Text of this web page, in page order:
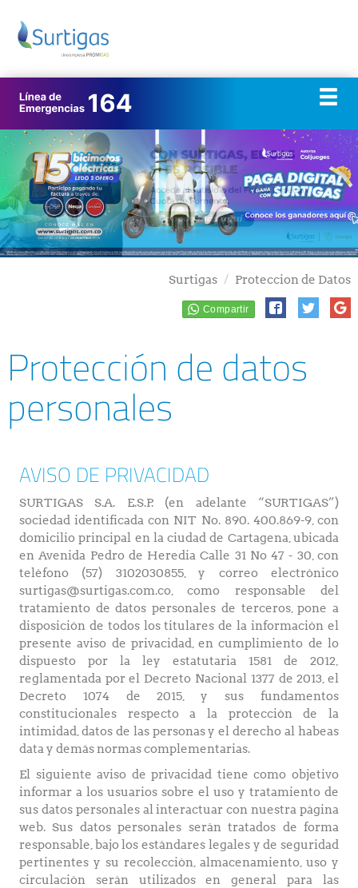
Surtigas Proteccion de Datos
Protección de datos
personales
AVISO DE PRIVACIDAD
SURTIGAS S.A. E.S.P. (en adelante “SURTIGAS”)
sociedad identificada con NIT No. 890. 400.869-9, con
domicilio principal en la ciudad de Cartagena, ubicada
en Avenida Pedro de Heredia Calle 31 No 47 - 30, con
teléfono (57) 3102030855, y correo electrónico
surtigas@surtigas.com.co, como responsable del
tratamiento de datos personales de terceros, pone a
disposición de todos los titulares de la información el
presente aviso de privacidad, en cumplimiento de lo
dispuesto por la ley estatutaria 1581 de 2012,
reglamentada por el Decreto Nacional 1377 de 2013, el
Decreto 1074 de 2015, y sus fundamentos
constitucionales respecto a la protección de la
intimidad, datos de las personas y el derecho al habeas
data y demás normas complementarias.
El siguiente aviso de privacidad tiene como objetivo
informar a los usuarios sobre el uso y tratamiento de
sus datos personales al interactuar con nuestra página
web. Sus datos personales serán tratados de forma
responsable, bajo los estándares legales y de seguridad
pertinentes y su recolección, almacenamiento, uso y
circulación serán utilizados en general para las